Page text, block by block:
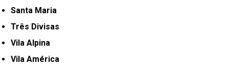
Santa Maria
Três Divisas
Vila Alpina
Vila América